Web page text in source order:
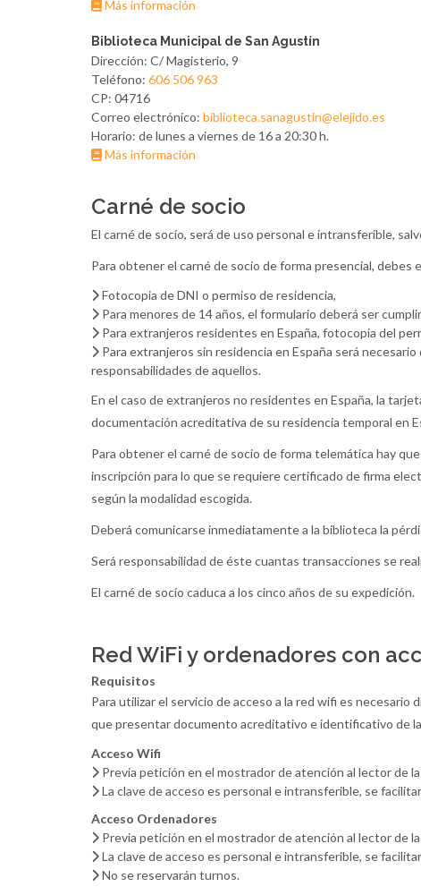
Más información
Biblioteca Municipal de San Agustín
Dirección: C/ Magisterio, 9
Teléfono: 606 506 963
CP: 04716
Correo electrónico: biblioteca.sanagustin@elejido.es
Horario: de lunes a viernes de 16 a 20:30 h.
Más información
Carné de socio
El carné de socio, será de uso personal e intransferible,
Para obtener el carné de socio de forma presencial,
Fotocopia de DNI o permiso de residencia,
Para menores de 14 años, el formulario deberá ser
Para extranjeros residentes en España, fotocopia del
Para extranjeros sin residencia en España será
responsabilidades de aquellos.
En el caso de extranjeros no residentes en España, la
documentación acreditativa de su residencia temporal en
Para obtener el carné de socio de forma telemática hay
inscripción para lo que se requiere certificado de firma
según la modalidad escogida.
Deberá comunicarse inmediatamente a la biblioteca la
Será responsabilidad de éste cuantas transacciones se
El carné de socio caduca a los cinco años de su expedición.
Red WiFi y ordenadores con
Requisitos
Para utilizar el servicio de acceso a la red wifi es
que presentar documento acreditativo e identificativo de
Acceso Wifi
Previa petición en el mostrador de atención al lector de
La clave de acceso es personal e intransferible, se
Acceso Ordenadores
Previa petición en el mostrador de atención al lector de
La clave de acceso es personal e intransferible, se
No se reservarán turnos.